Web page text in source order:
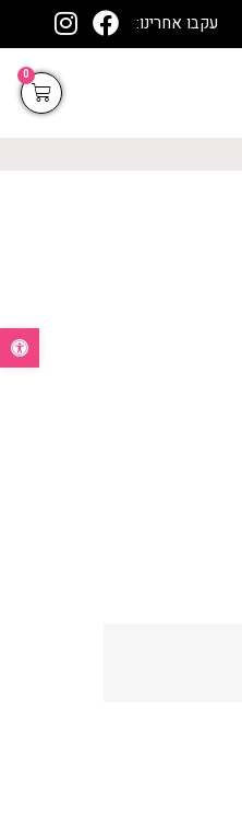
פתח
עקבו אחרינו:
0